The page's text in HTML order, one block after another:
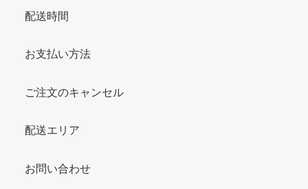
配送時間
お支払い方法
ご注文のキャンセル
配送エリア
お問い合わせ